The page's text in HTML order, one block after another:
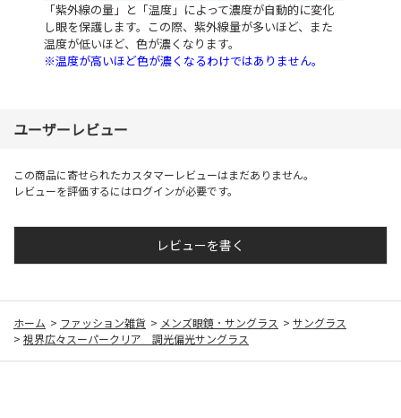
「紫外線の量」と「温度」によって濃度が自動的に変化
し眼を保護します。この際、紫外線量が多いほど、また
温度が低いほど、色が濃くなります。
※温度が高いほど色が濃くなるわけではありません。
ユーザーレビュー
この商品に寄せられたカスタマーレビューはまだありません。
レビューを評価するにはログインが必要です。
レビューを書く
ホーム > ファッション雑貨 > メンズ眼鏡 ･ サングラス > サングラス
> 視界広々スーパークリア 調光偏光サングラス